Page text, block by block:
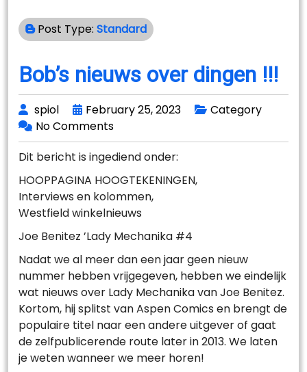
Post Type: Standard
Bob’s nieuws over dingen !!!
spiol February 25, 2023
Category
No Comments
Dit bericht is ingediend onder:
HOOPPAGINA HOOGTEKENINGEN,
Interviews en kolommen,
Westfield winkelnieuws
Joe Benitez ’Lady Mechanika #4
Nadat we al meer dan een jaar geen nieuw
nummer hebben vrijgegeven, hebben we eindelijk
wat nieuws over Lady Mechanika van Joe Benitez.
Kortom, hij splitst van Aspen Comics en brengt de
populaire titel naar een andere uitgever of gaat
de zelfpublicerende route later in 2013. We laten
je weten wanneer we meer horen!